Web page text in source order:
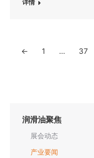
详情
← 1 … 37
润滑油聚焦
展会动态
产业要闻